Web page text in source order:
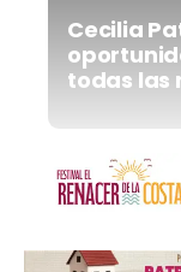
Cecilia
todas las